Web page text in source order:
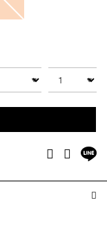
จำนวน
Facebook
Twitterแ